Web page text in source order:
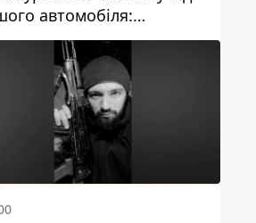
автомобіля:
для водіїв